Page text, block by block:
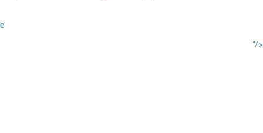
"/>